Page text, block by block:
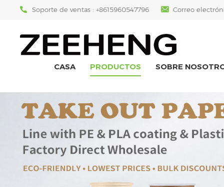
Soporte de ventas : +8615960547796 Correo
CASA PRODUCTOS SOBRE